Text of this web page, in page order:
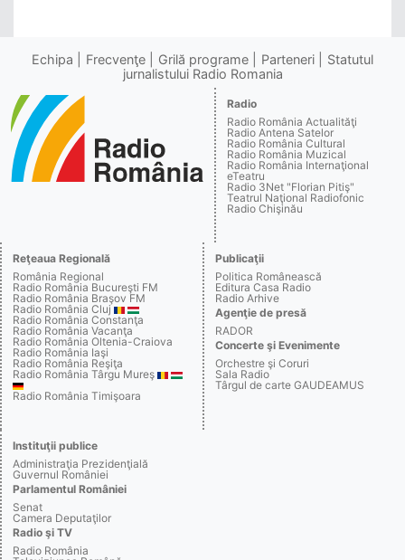
Echipa Frecvenţe Grilă programe Parteneri
Statutul
jurnalistului Radio Romania
Radio
Radio România Actualităţi
Radio Antena Satelor
Radio România Cultural
Radio România Muzical
Radio România Internaţional
eTeatru
Radio 3Net "Florian Pitiş"
Teatrul Naţional Radiofonic
Radio Chişinău
Reţeaua Regională
România Regional
Radio România Bucureşti FM
Radio România Braşov FM
Radio România Cluj
Radio România Constanţa
Radio România Vacanţa
Radio România Oltenia-Craiova
Radio România Iaşi
Radio România Reşiţa
Radio România Târgu Mureş
Radio România Timişoara
Publicaţii
Politica Românească
Editura Casa Radio
Radio Arhive
Agenţie de presă
RADOR
Concerte şi Evenimente
Orchestre şi Coruri
Sala Radio
Târgul de carte GAUDEAMUS
Instituţii publice
Administraţia Prezidenţială
Guvernul României
Parlamentul României
Senat
Camera Deputaţilor
Radio şi TV
Radio România